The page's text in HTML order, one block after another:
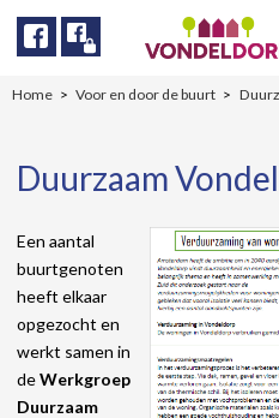
Facebook
Home Voor en door de buurt
Duurzaam
Een aantal
buurtgenoten
heeft elkaar
opgezocht en
werkt samen in
deWerkgroep
Duurzaam